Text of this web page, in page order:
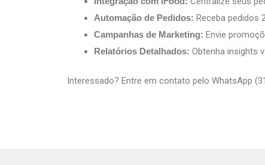
Automação de Pedidos: Receba pedidos
Campanhas de Marketing: Envie
Relatórios Detalhados: Obtenha insights
Interessado? Entre em contato pelo WhatsApp